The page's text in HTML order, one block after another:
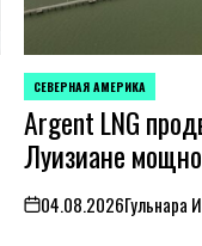
ОПУБЛИКОВАНО
В
СЕВЕРНАЯ АМЕРИКА
Argent LNG
Луизиане
on04.08.2026Гульнара